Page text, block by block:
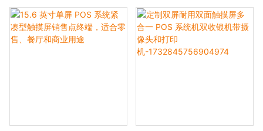
收银机。 配备触摸屏和POS，
客户可以自行下单、付款、查
询。 该自助设备提高订单处理效
户参与的高效销售点解决方案。
15.6 英寸的主屏幕为收银员提
供服务，而面向客户的 10.1 英
寸屏幕则显示订单详细信息、促